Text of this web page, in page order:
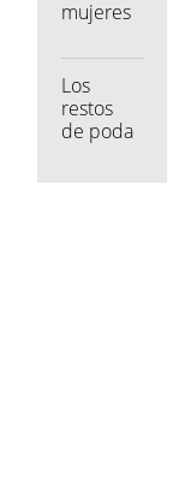
mujeres
estuvieron
Los
restos
de poda